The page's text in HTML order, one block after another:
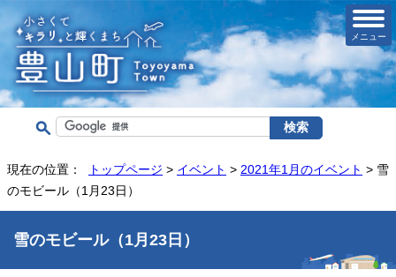
メニュー
現在の位置： トップページ > イベント > 2021年1月のイベント > 雪
のモビール（1月23日）
雪のモビール（1月23日）